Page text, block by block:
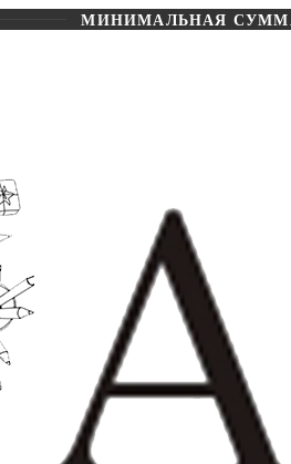
МИНИМАЛЬНАЯ СУММА